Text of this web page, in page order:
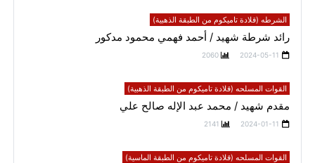
الشرطه (قلادة تاميكوم من الطبقة الذهبية)
رائد شرطة شهيد / أحمد فهمي محمود مدكور
2024-05-11
2060
القوات المسلحه (قلادة تاميكوم من الطبقة الذهبية)
مقدم شهيد / محمد عبد الإله صالح علي
2024-01-11
2141
القوات المسلحه (قلادة تاميكوم من الطبقة الماسية)